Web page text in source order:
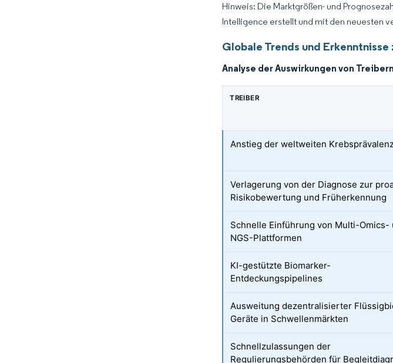
Hinweis: Die Marktgrößen- und
Intelligence erstellt und mit den neuesten
Globale Trends und
Analyse der Auswirkungen von
TREIBER
Anstieg der weltweiten
Verlagerung von der Diagnose zur
Risikobewertung und Früherkennung
Schnelle Einführung von Multi-Omics-
NGS-Plattformen
KI-gestützte Biomarker-
Entdeckungspipelines
Ausweitung dezentralisierter
Geräte in Schwellenmärkten
Schnellzulassungen der
Regulierungsbehörden für